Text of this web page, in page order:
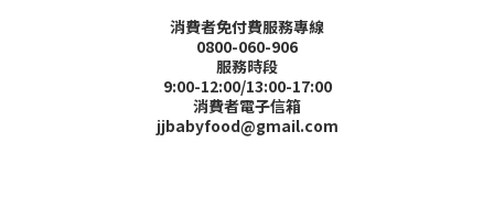
消費者免付費服務專線
0800-060-906
服務時段
9:00-12:00/13:00-17:00
消費者電子信箱
jjbabyfood@gmail.com